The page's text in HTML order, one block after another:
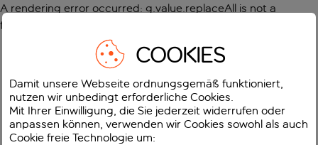
A rendering error occurred: g.value.replaceAll is not a
function
COOKIES
Damit unsere Webseite ordnungsgemäß funktioniert,
nutzen wir unbedingt erforderliche Cookies.
Mit Ihrer Einwilligung, die Sie jederzeit widerrufen oder
anpassen können, verwenden wir Cookies sowohl als auch
Cookie freie Technologie um: